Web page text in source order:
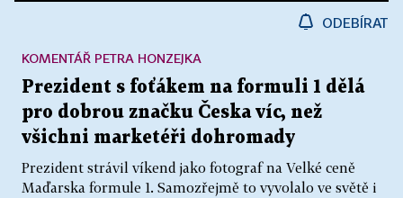
ODEBÍRAT
Prezident s foťákem na formuli 1 dělá
pro dobrou značku Česka víc, než
všichni marketéři dohromady
Prezident strávil víkend jako fotograf na Velké ceně
Maďarska formule 1. Samozřejmě to vyvolalo ve světě i
KOMENTÁŘ PETRA HONZEJKA